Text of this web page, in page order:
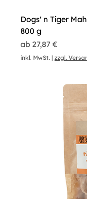
Dogs' n Tiger
800 g
ab 27,87 €
Sale-Preis
inkl. MwSt. |zzgl.